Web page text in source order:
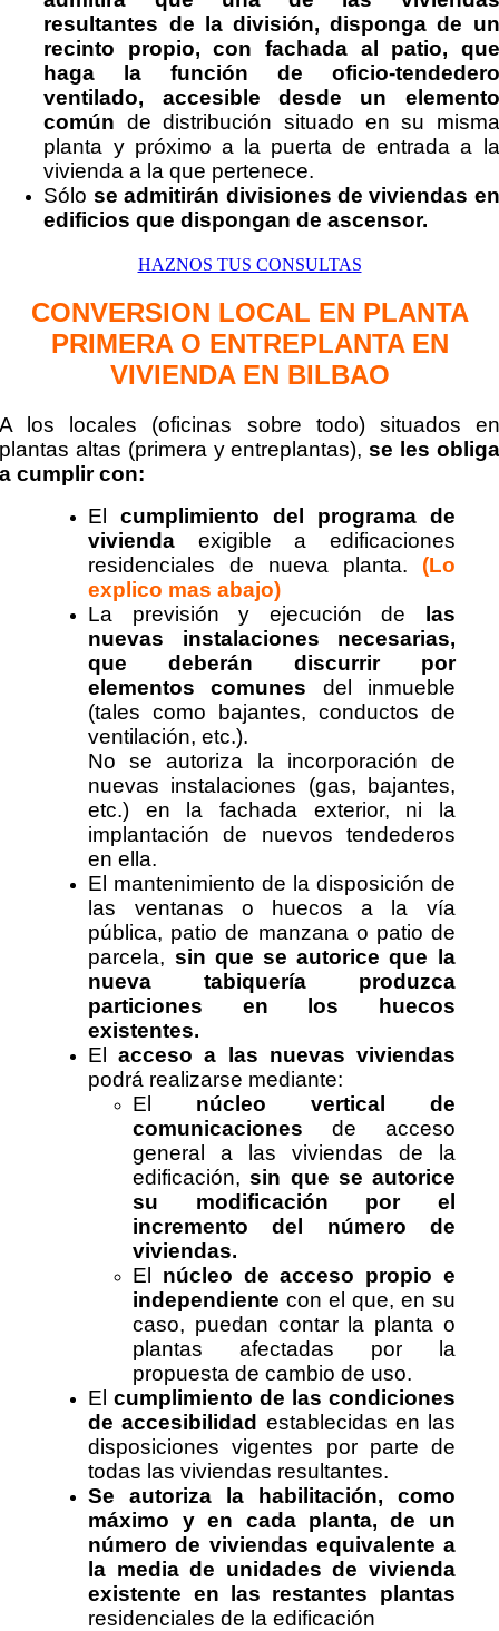
resultantes de la división, disponga de un
recinto propio, con fachada al patio, que
haga la función de oficio-tendedero
ventilado, accesible desde un elemento
común de distribución situado en su misma
planta y próximo a la puerta de entrada a la
vivienda a la que pertenece.
Sólo se admitirán divisiones de viviendas en
edificios que dispongan de ascensor.
HAZNOS TUS CONSULTAS
CONVERSION LOCAL EN PLANTA
PRIMERA O ENTREPLANTA EN
VIVIENDA EN BILBAO
A los locales (oficinas sobre todo) situados en
plantas altas (primera y entreplantas),se les obliga
a cumplir con:
Elcumplimiento del programa de
vivienda exigible a edificaciones
residenciales de nueva planta. (Lo
explico mas abajo)
La previsión y ejecución de las
nuevas instalaciones necesarias,
que deberán discurrir por
elementos comunes del inmueble
(tales como bajantes, conductos de
ventilación, etc.).
No se autoriza la incorporación de
nuevas instalaciones (gas, bajantes,
etc.) en la fachada exterior, ni la
implantación de nuevos tendederos
en ella.
El mantenimiento de la disposición de
las ventanas o huecos a la vía
pública, patio de manzana o patio de
parcela, sin que se autorice que la
nueva tabiquería produzca
particiones en los huecos
existentes.
Elacceso a las nuevas viviendas
podrá realizarse mediante:
El núcleo vertical de
comunicaciones de acceso
general a las viviendas de la
edificación,sin que se autorice
su modificación por el
incremento del número de
viviendas.
El núcleo de acceso propio e
independiente con el que, en su
caso, puedan contar la planta o
plantas afectadas por la
propuesta de cambio de uso.
Elcumplimiento de las condiciones
de accesibilidad establecidas en las
disposiciones vigentes por parte de
todas las viviendas resultantes.
Se autoriza la habilitación, como
máximo y en cada planta, de un
número de viviendas equivalente a
la media de unidades de vivienda
existente en las restantes plantas
residenciales de la edificación